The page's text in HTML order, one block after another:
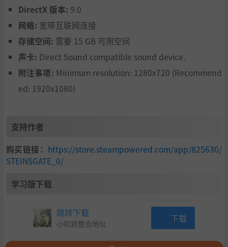
DirectX 版本: 9.0
网络: 宽带互联网连接
存储空间: 需要 15 GB 可用空间
声卡: Direct Sound compatible sound device.
附注事项: Minimum resolution: 1280x720 (Recommend
ed: 1920x1080)
支持作者
购买链接： https://store.steampowered.com/app/825630/
STEINSGATE_0/
学习版下载
跳转下载
小叽转整合地址 下载